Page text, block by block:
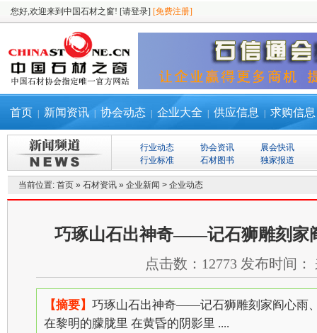
您好,欢迎来到中国石材之窗! [请登录] [免费注册]
首页 新闻资讯 协会动态 企业大全 供应信息 求购信息
行业动态 协会资讯
展会快讯
行业标准
石材图书 独家报道
当前位置: 首页 » 石材资讯 » 企业新闻 > 企业动态
巧琢山石出神奇——记石狮雕刻家
点击数： 12773 发布时间：
【摘要】 巧琢山石出神奇——记石狮雕刻家阎心雨
在黎明的朦胧里 在黄昏的阴影里 ....